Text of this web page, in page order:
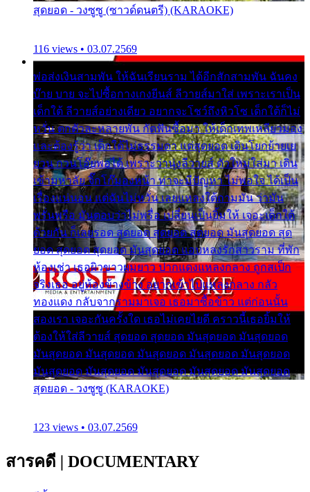
สุดยอด - วงซูซู (ซาวด์ดนตรี) (KARAOKE)
116 views • 03.07.2569
พ่อส่งเงินสามพัน ให้ฉันเรียนราม ได้อีกสักสามพัน ฉันคง
บ๊าย บาย จะไปซื้อกางเกงยีนส์ ลีวายส์มาใส่ เพราะเราเป็น
เด็กใต้ ลีวายส์อย่างเดียว อยากจะโชว์ถึงหิวโซ เด็กใต้ก็ไม่
หวั่น ตกตัวละหลายพัน กัดฟันซื้อมา ให้เด็กเทพเหลียวมอง
และต้องรู้ว่า เด็กใต้ไม่ธรรมดา แต่สุดยอด เดินโยกย้ายเย
ยวน กวนโอ๊ยพอได้ เพราะว่านุ่งลีวายส์ ตัวใหม่ใส่มา เดิน
เข้ามหาลัย จิ๊กโก๊มองหน้า ท่าจะมีปัญหา ไม่พอใจ ได้เป็น
เรื่องแน่นอน แต่ฉันไม่หวั่น เลยแหลงใต้ถามมัน ว่ามัน
พรั่นพรือ มันตอบว่าไม่พรื่อ เปลี่ยนเป็นยิ้มให้ เจอะเด็กใต้
ด้วยกัน ก็เลยรอด สุดยอด สุดยอด สุดยอด มันสุดยอด สุด
ยอด สุดยอด สุดยอด มันสุดยอด แอบหลงรักสาวราม ที่พัก
ห้องเช่า เธอผิวขาวผมยาว ปากแดงแหลงกลาง ถูกสเป็ก
จริงเธอ อยู่ห้องข้างข้าง อยากเข้าไปแหลงกลาง กลัว
ทองแดง กลับจากรามมาเจอ เธอมาซื้อข้าว แต่ก่อนนั้น
สองเรา เจอะกันครั้งใด เธอไม่เคยไยดี คราวนี้เธอยิ้มให้
ต้องให้ใส่ลีวายส์ สุดยอด สุดยอด มันสุดยอด มันสุดยอด
มันสุดยอด มันสุดยอด มันสุดยอด มันสุดยอด มันสุดยอด
มันสุดยอด มันสุดยอด มันสุดยอด มันสุดยอด มันสุดยอด
สุดยอด - วงซูซู (KARAOKE)
123 views • 03.07.2569
สารคดี | DOCUMENTARY